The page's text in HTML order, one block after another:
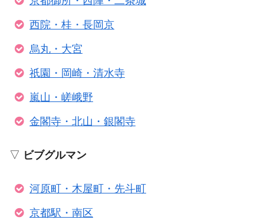
西院・桂・長岡京
烏丸・大宮
祇園・岡崎・清水寺
嵐山・嵯峨野
金閣寺・北山・銀閣寺
▽ ビブグルマン
河原町・木屋町・先斗町
京都駅・南区